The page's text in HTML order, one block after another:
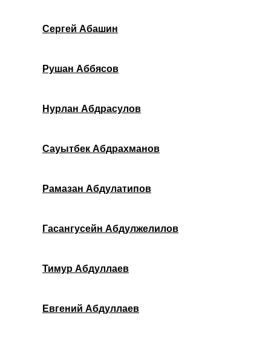
Сергей Абашин
Рушан Аббясов
Нурлан Абдрасулов
Сауытбек Абдрахманов
Рамазан Абдулатипов
Гасангусейн Абдулжелилов
Тимур Абдуллаев
Евгений Абдуллаев